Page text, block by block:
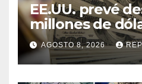
EE.UU. prevé
millones de
Colombia para
de seguridad
AGOSTO 8, 2026